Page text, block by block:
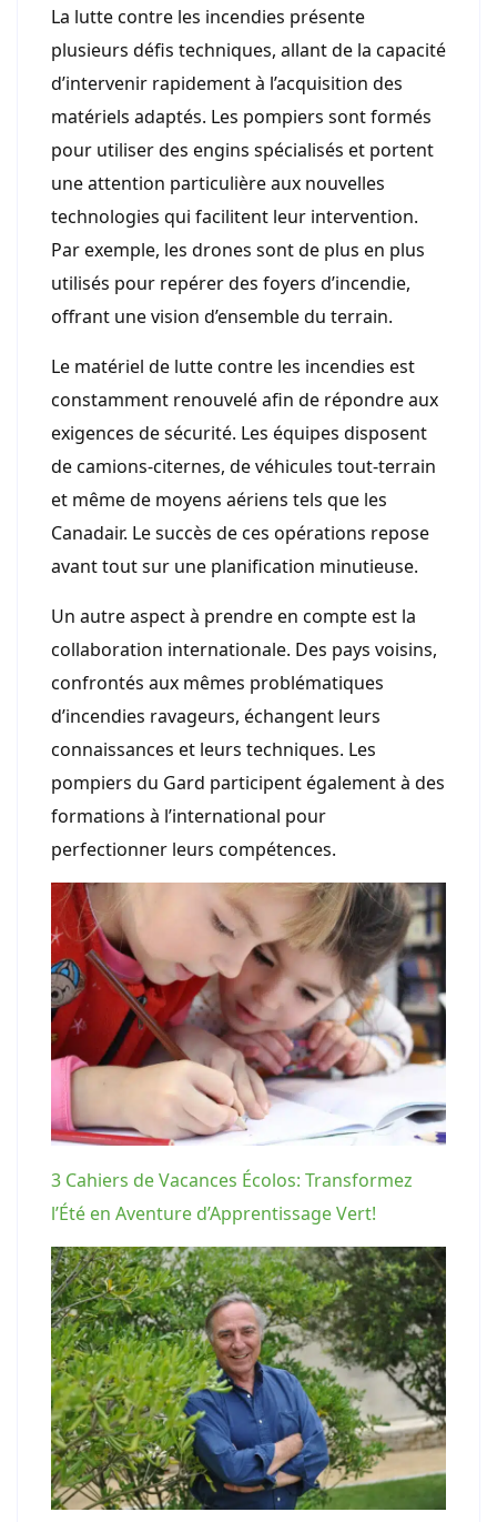
La lutte contre les incendies présente
plusieurs défis techniques, allant de la capacité
d’intervenir rapidement à l’acquisition des
matériels adaptés. Les pompiers sont formés
pour utiliser des engins spécialisés et portent
une attention particulière aux nouvelles
technologies qui facilitent leur intervention.
Par exemple, les drones sont de plus en plus
utilisés pour repérer des foyers d’incendie,
offrant une vision d’ensemble du terrain.
Le matériel de lutte contre les incendies est
constamment renouvelé afin de répondre aux
exigences de sécurité. Les équipes disposent
de camions-citernes, de véhicules tout-terrain
et même de moyens aériens tels que les
Canadair. Le succès de ces opérations repose
avant tout sur une planification minutieuse.
Un autre aspect à prendre en compte est la
collaboration internationale. Des pays voisins,
confrontés aux mêmes problématiques
d’incendies ravageurs, échangent leurs
connaissances et leurs techniques. Les
pompiers du Gard participent également à des
formations à l’international pour
perfectionner leurs compétences.
3 Cahiers de Vacances Écolos: Transformez
l’Été en Aventure d’Apprentissage Vert!